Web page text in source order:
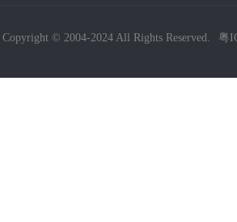
© 2004-2024 All Rights Reserved. 粤